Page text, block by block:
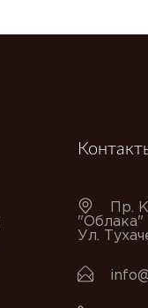
Пр.
"Облака"
Ул.